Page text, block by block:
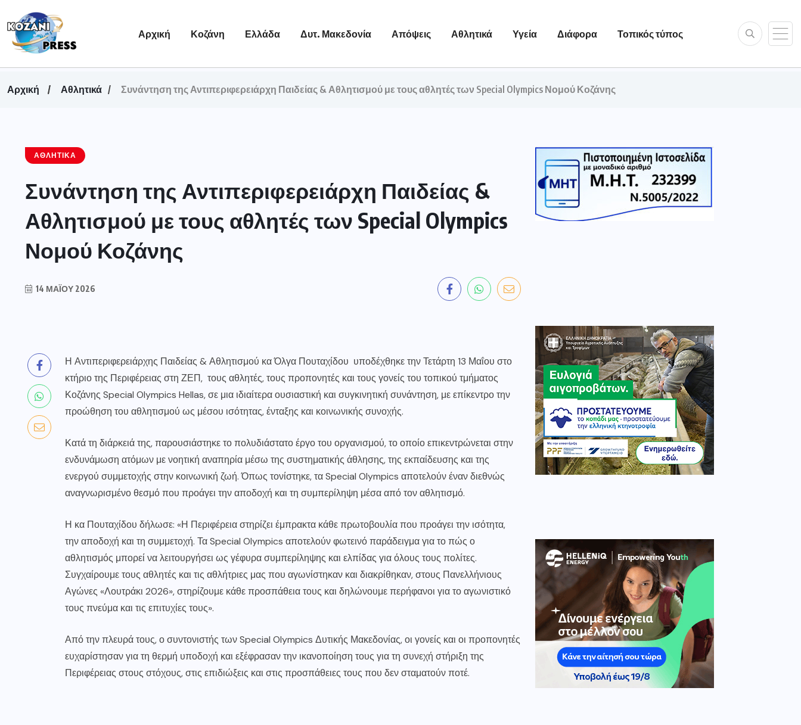
Αρχική Κοζάνη Ελλάδα Δυτ. Μακεδονία Απόψεις Αθλητικά Υγεία Διάφορα Τοπικός τύπος
Αρχική Αθλητικά Συνάντηση της Αντιπεριφερειάρχη Παιδείας & Αθλητισμού με τους αθλητές των Special Olympics Νομού Κοζάνης
ΑΘΛΗΤΙΚΆ
Συνάντηση της Αντιπεριφερειάρχη Παιδείας &
Αθλητισμού με τους αθλητές των Special Olympics
Νομού Κοζάνης
14 ΜΑΪ́ΟΥ 2026
Η Αντιπεριφερειάρχης Παιδείας & Αθλητισμού κα Όλγα Πουταχίδου υποδέχθηκε την Τετάρτη 13 Μαΐου στο
κτήριο της Περιφέρειας στη ΖΕΠ, τους αθλητές, τους προπονητές και τους γονείς του τοπικού τμήματος
Κοζάνης Special Olympics Hellas, σε μια ιδιαίτερα ουσιαστική και συγκινητική συνάντηση, με επίκεντρο την
προώθηση του αθλητισμού ως μέσου ισότητας, ένταξης και κοινωνικής συνοχής.
Κατά τη διάρκειά της, παρουσιάστηκε το πολυδιάστατο έργο του οργανισμού, το οποίο επικεντρώνεται στην
ενδυνάμωση ατόμων με νοητική αναπηρία μέσω της συστηματικής άθλησης, της εκπαίδευσης και της
ενεργού συμμετοχής στην κοινωνική ζωή. Όπως τονίστηκε, τα Special Olympics αποτελούν έναν διεθνώς
αναγνωρισμένο θεσμό που προάγει την αποδοχή και τη συμπερίληψη μέσα από τον αθλητισμό.
Η κα Πουταχίδου δήλωσε: «Η Περιφέρεια στηρίζει έμπρακτα κάθε πρωτοβουλία που προάγει την ισότητα,
την αποδοχή και τη συμμετοχή. Τα Special Olympics αποτελούν φωτεινό παράδειγμα για το πώς ο
αθλητισμός μπορεί να λειτουργήσει ως γέφυρα συμπερίληψης και ελπίδας για όλους τους πολίτες.
Συγχαίρουμε τους αθλητές και τις αθλήτριες μας που αγωνίστηκαν και διακρίθηκαν, στους Πανελλήνιους
Αγώνες «Λουτράκι 2026», στηρίζουμε κάθε προσπάθεια τους και δηλώνουμε περήφανοι για το αγωνιστικό
τους πνεύμα και τις επιτυχίες τους».
Από την πλευρά τους, ο συντονιστής των Special Olympics Δυτικής Μακεδονίας, οι γονείς και οι προπονητές
ευχαρίστησαν για τη θερμή υποδοχή και εξέφρασαν την ικανοποίηση τους για τη συνεχή στήριξη της
Περιφέρειας στους στόχους, στις επιδιώξεις και στις προσπάθειες τους που δεν σταματούν ποτέ.